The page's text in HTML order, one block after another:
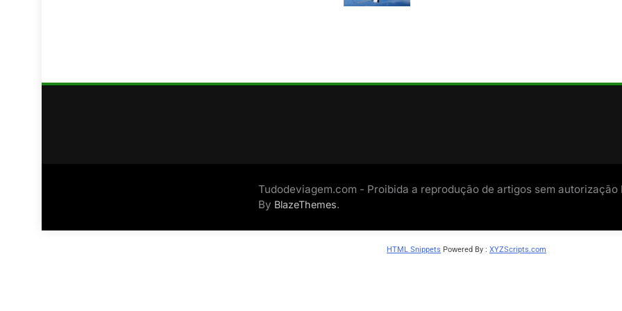
Tudodeviagem.com - Proibida a reprodução de artigos sem autorização
By BlazeThemes.
HTML Snippets Powered By : XYZScripts.com